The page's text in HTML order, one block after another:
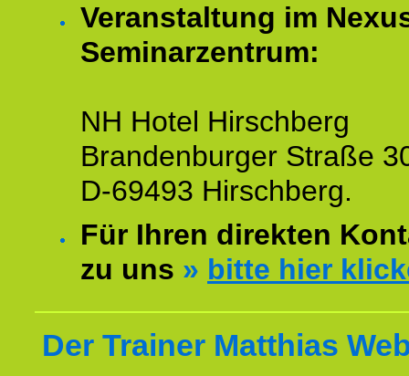
Veranstaltung im
Seminarzentrum:
NH Hotel Hirschberg
Brandenburger Straße
D-69493 Hirschberg.
Für Ihren direkten
zu uns » bitte hier
Der Trainer Matthias